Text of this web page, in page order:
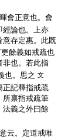
會正意也。會
經論也。上亦
意存定惠。此既
餘義如戒疏也
也。若此指
也。思之 文
正記釋指戒疏
所禀指戒疏筆
法義之外曰餘
意云。定道戒唯